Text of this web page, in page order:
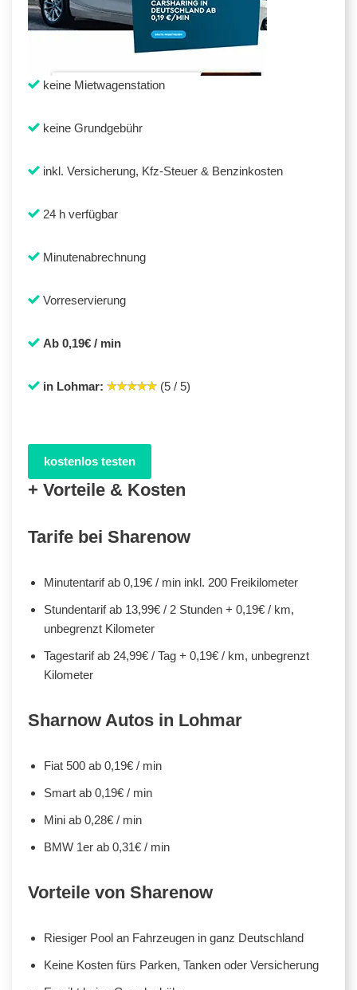
keine Mietwagenstation
keine Grundgebühr
inkl. Versicherung, Kfz-Steuer & Benzinkosten
24 h verfügbar
Minutenabrechnung
Vorreservierung
Ab 0,19€ / min
in Lohmar: (5 / 5)
kostenlos testen
+ Vorteile & Kosten
Tarife bei Sharenow
Minutentarif ab 0,19€ / min inkl. 200 Freikilometer
Stundentarif ab 13,99€ / 2 Stunden + 0,19€ / km,
unbegrenzt Kilometer
Tagestarif ab 24,99€ / Tag + 0,19€ / km, unbegrenzt
Kilometer
Sharnow Autos in Lohmar
Fiat 500 ab 0,19€ / min
Smart ab 0,19€ / min
Mini ab 0,28€ / min
BMW 1er ab 0,31€ / min
Vorteile von Sharenow
Riesiger Pool an Fahrzeugen in ganz Deutschland
Keine Kosten fürs Parken, Tanken oder Versicherung